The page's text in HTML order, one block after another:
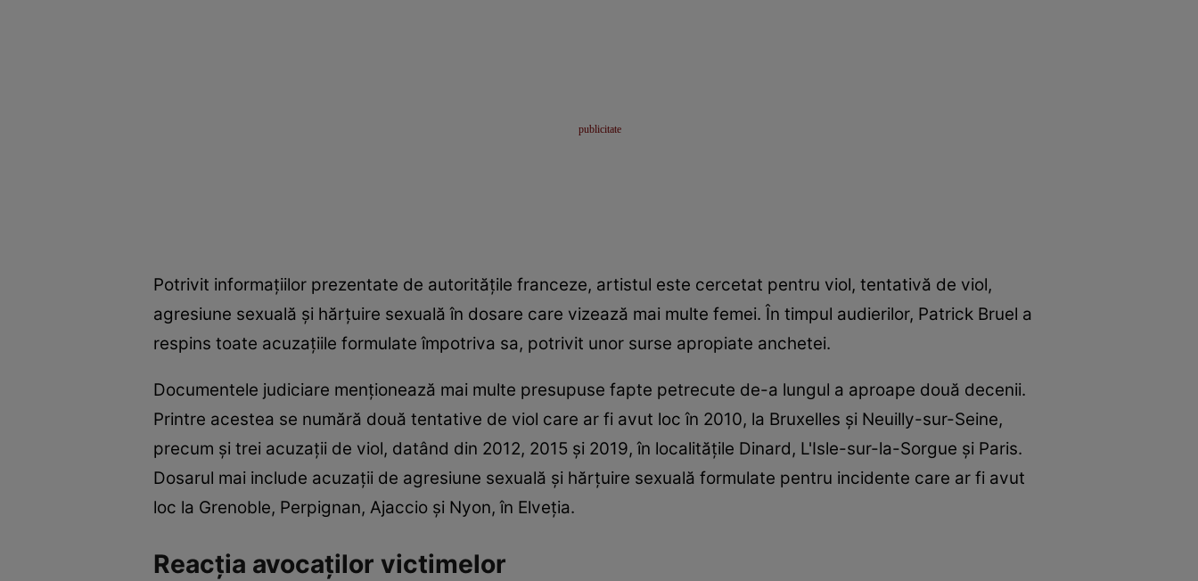
Potrivit informațiilor prezentate de autoritățile franceze, artistul este cercetat pentru viol, tentativă de viol,
agresiune sexuală și hărțuire sexuală în dosare care vizează mai multe femei. În timpul audierilor, Patrick Bruel a
respins toate acuzațiile formulate împotriva sa, potrivit unor surse apropiate anchetei.
Documentele judiciare menționează mai multe presupuse fapte petrecute de-a lungul a aproape două decenii.
Printre acestea se numără două tentative de viol care ar fi avut loc în 2010, la Bruxelles și Neuilly-sur-Seine,
precum și trei acuzații de viol, datând din 2012, 2015 și 2019, în localitățile Dinard, L'Isle-sur-la-Sorgue și Paris.
Dosarul mai include acuzații de agresiune sexuală și hărțuire sexuală formulate pentru incidente care ar fi avut
loc la Grenoble, Perpignan, Ajaccio și Nyon, în Elveția.
Reacția avocaților victimelor